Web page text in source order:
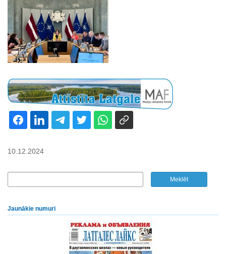
10.12.2024
Jaunākie numuri